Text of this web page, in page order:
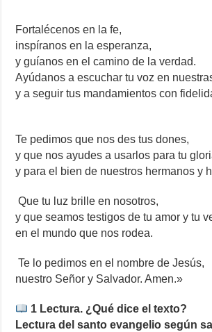
Fortalécenos en la fe,
inspíranos en la esperanza,
y guíanos en el camino de la verdad.
Ayúdanos a escuchar tu voz en
y a seguir tus mandamientos con
Te pedimos que nos des tus dones,
y que nos ayudes a usarlos para tu
y para el bien de nuestros hermanos y
Que tu luz brille en nosotros,
y que seamos testigos de tu amor y tu
en el mundo que nos rodea.
Te lo pedimos en el nombre de Jesús,
nuestro Señor y Salvador. Amen.»
1 Lectura. ¿Qué dice el texto?
Lectura del santo evangelio según